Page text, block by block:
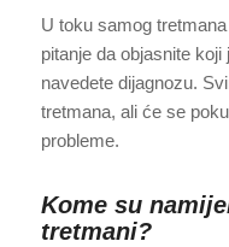
U toku samog
pitanje da objasnite
navedete dijagnozu.
tretmana, ali će se
probleme.
Kome su
tretmani?